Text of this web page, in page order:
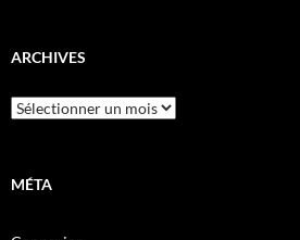
ARCHIVES
Archives
MÉTA